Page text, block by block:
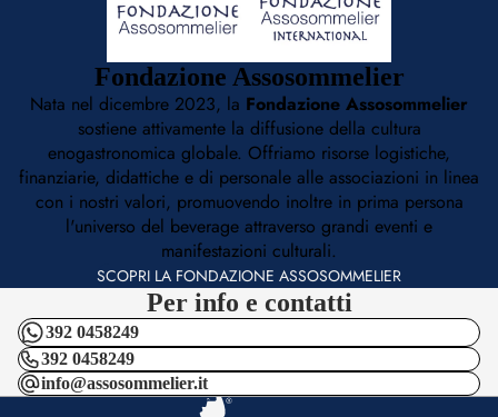
Fondazione Assosommelier
Nata nel dicembre 2023, la Fondazione Assosommelier
sostiene attivamente la diffusione della cultura
enogastronomica globale. Offriamo risorse logistiche,
finanziarie, didattiche e di personale alle associazioni in linea
con i nostri valori, promuovendo inoltre in prima persona
l'universo del beverage attraverso grandi eventi e
manifestazioni culturali.
SCOPRI LA FONDAZIONE ASSOSOMMELIER
Per info e contatti
392 0458249
392 0458249
info@assosommelier.it